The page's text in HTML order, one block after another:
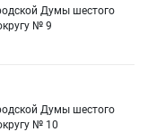
Думы шестого
№ 9
Думы шестого
№ 10